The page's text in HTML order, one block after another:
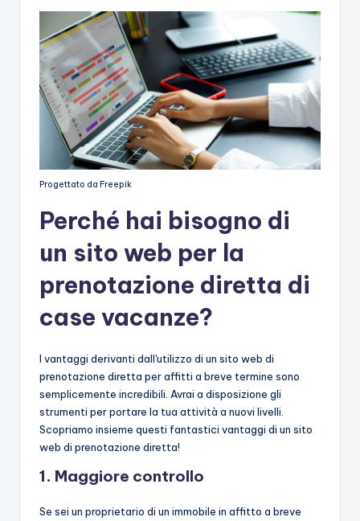
Progettato da Freepik
Perché hai bisogno di
un sito web per la
prenotazione diretta di
case vacanze?
I vantaggi derivanti dall'utilizzo di un sito web di
prenotazione diretta per affitti a breve termine sono
semplicemente incredibili. Avrai a disposizione gli
strumenti per portare la tua attività a nuovi livelli.
Scopriamo insieme questi fantastici vantaggi di un sito
web di prenotazione diretta!
1. Maggiore controllo
Se sei un proprietario di un immobile in affitto a breve